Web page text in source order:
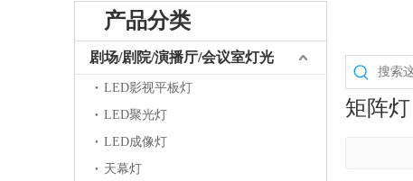
产品分类
剧场/剧院/演播厅/会议室灯光
LED影视平板灯
LED聚光灯
LED成像灯
天幕灯
矩阵灯